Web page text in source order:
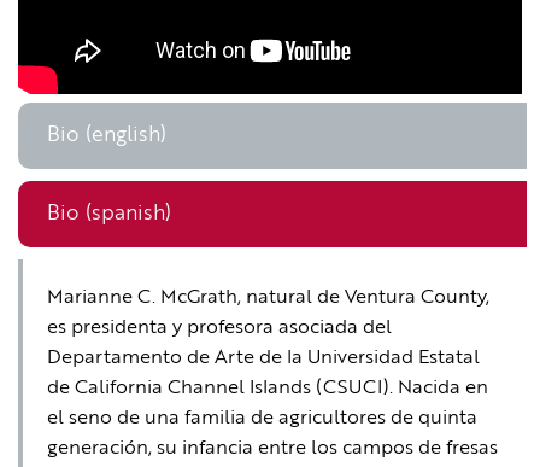
Bio (english)
Bio (spanish)
Marianne C. McGrath, natural de Ventura County,
es presidenta y profesora asociada del
Departamento de Arte de la Universidad Estatal
de California Channel Islands (CSUCI). Nacida en
el seno de una familia de agricultores de quinta
generación, su infancia entre los campos de fresas